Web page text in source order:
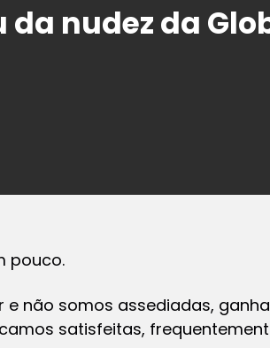
nudez da
pouco.
não somos assediadas,
satisfeitas,